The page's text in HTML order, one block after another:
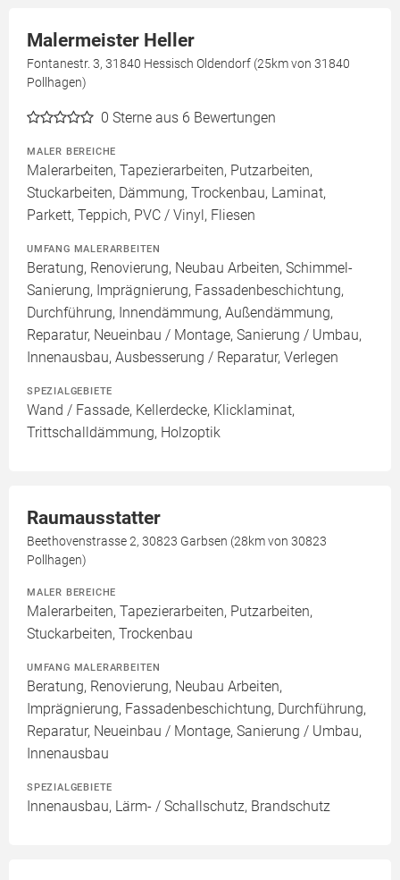
Malermeister Heller
Fontanestr. 3, 31840 Hessisch Oldendorf (25km von 31840
Pollhagen)
0 Sterne aus 6 Bewertungen
MALER BEREICHE
Malerarbeiten, Tapezierarbeiten, Putzarbeiten,
Stuckarbeiten, Dämmung, Trockenbau, Laminat,
Parkett, Teppich, PVC / Vinyl, Fliesen
UMFANG MALERARBEITEN
Beratung, Renovierung, Neubau Arbeiten, Schimmel-
Sanierung, Imprägnierung, Fassadenbeschichtung,
Durchführung, Innendämmung, Außendämmung,
Reparatur, Neueinbau / Montage, Sanierung / Umbau,
Innenausbau, Ausbesserung / Reparatur, Verlegen
SPEZIALGEBIETE
Wand / Fassade, Kellerdecke, Klicklaminat,
Trittschalldämmung, Holzoptik
Raumausstatter
Beethovenstrasse 2, 30823 Garbsen (28km von 30823
Pollhagen)
MALER BEREICHE
Malerarbeiten, Tapezierarbeiten, Putzarbeiten,
Stuckarbeiten, Trockenbau
UMFANG MALERARBEITEN
Beratung, Renovierung, Neubau Arbeiten,
Imprägnierung, Fassadenbeschichtung, Durchführung,
Reparatur, Neueinbau / Montage, Sanierung / Umbau,
Innenausbau
SPEZIALGEBIETE
Innenausbau, Lärm- / Schallschutz, Brandschutz